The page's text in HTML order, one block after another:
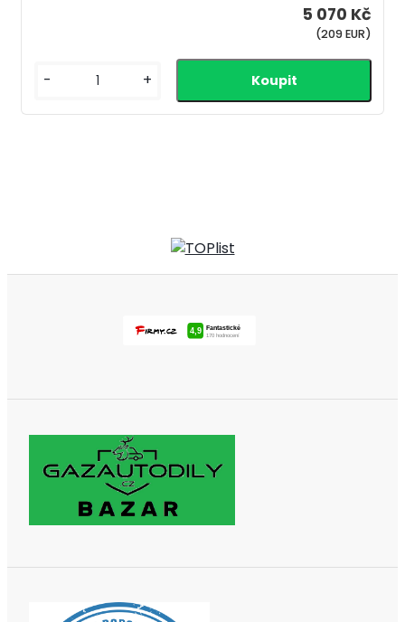
5 070 Kč
(209 EUR)
- +